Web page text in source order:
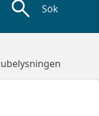
search Sök